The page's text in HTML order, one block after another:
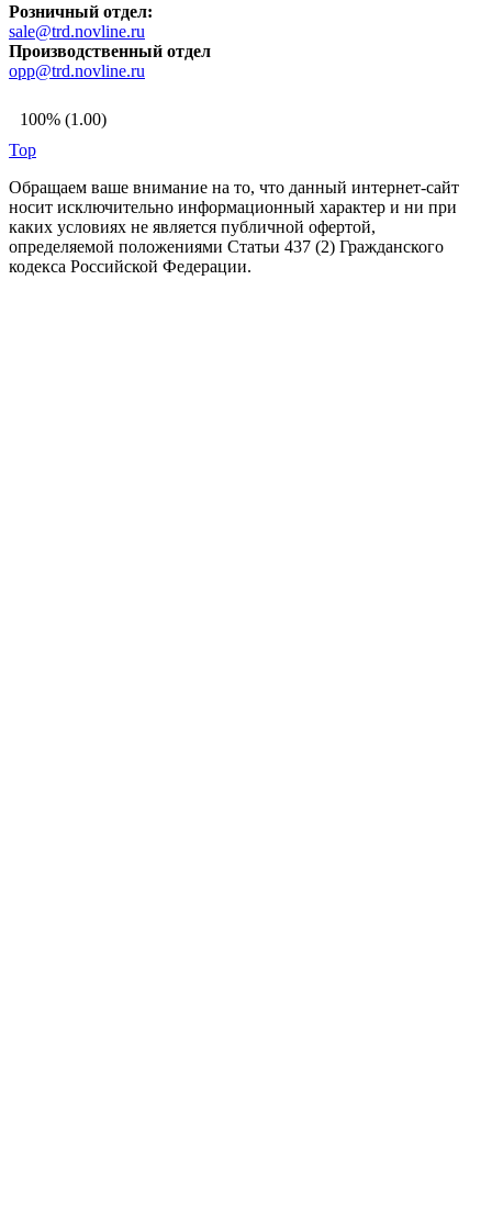
Розничный отдел:
sale@trd.novline.ru
Производственный отдел
opp@trd.novline.ru
100% (1.00)
Top
Обращаем ваше внимание на то, что данный интернет-сайт
носит исключительно информационный характер и ни при
каких условиях не является публичной офертой,
определяемой положениями Статьи 437 (2) Гражданского
кодекса Российской Федерации.